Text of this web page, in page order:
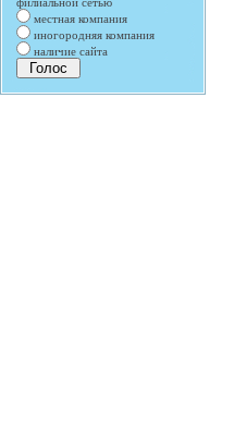
местная компания
иногородняя компания
наличие сайта